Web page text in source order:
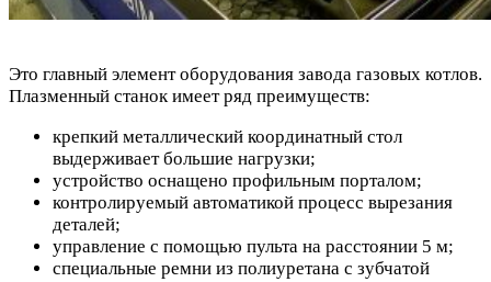
Это главный элемент оборудования завода газовых котлов.
Плазменный станок имеет ряд преимуществ:
крепкий металлический координатный стол
выдерживает большие нагрузки;
устройство оснащено профильным порталом;
контролируемый автоматикой процесс вырезания
деталей;
управление с помощью пульта на расстоянии 5 м;
специальные ремни из полиуретана с зубчатой